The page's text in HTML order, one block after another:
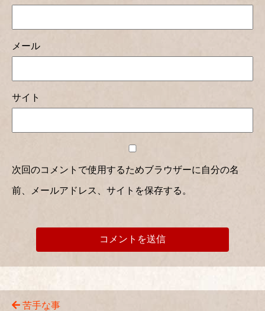
メール
サイト
次回のコメントで使用するためブラウザーに自分の名
前、メールアドレス、サイトを保存する。
苦手な事